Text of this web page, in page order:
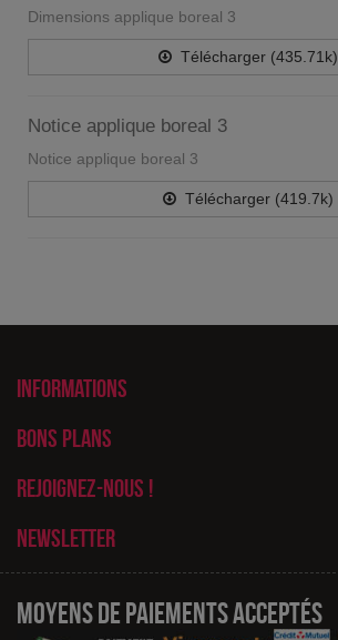
Dimensions applique boreal 3
Télécharger (435.71k)
Notice applique boreal 3
Notice applique boreal 3
Télécharger (419.7k)
Informations
Bons plans
Rejoignez-nous !
Newsletter
Moyens de paiements acceptés